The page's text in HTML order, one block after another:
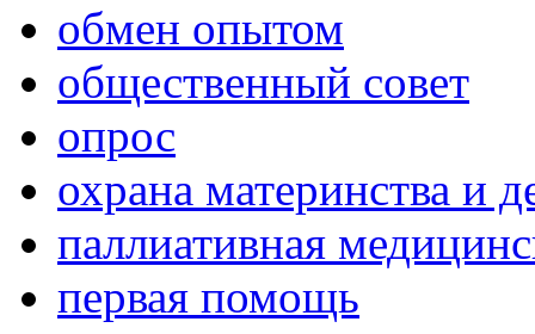
обмен опытом
общественный совет
опрос
охрана материнства и
паллиативная
первая помощь